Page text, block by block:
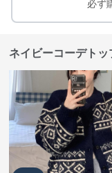
必ず
ネイビーコーデト